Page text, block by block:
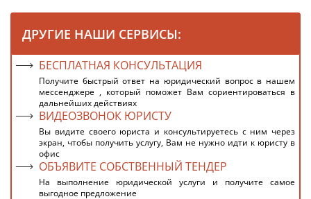
ДРУГИЕ НАШИ СЕРВИСЫ:
БЕСПЛАТНАЯ КОНСУЛЬТАЦИЯ
Получите быстрый ответ на юридический вопрос в нашем
мессенджере , который поможет Вам сориентироваться в
дальнейших действиях
ВИДЕОЗВОНОК ЮРИСТУ
Вы видите своего юриста и консультируетесь с ним через
экран, чтобы получить услугу, Вам не нужно идти к юристу в
офис
ОБЪЯВИТЕ СОБСТВЕННЫЙ ТЕНДЕР
На выполнение юридической услуги и получите самое
выгодное предложение